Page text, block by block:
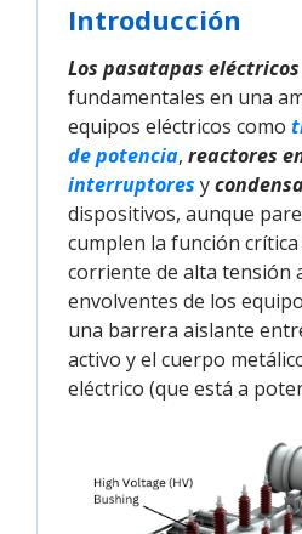
Introducción
Los pasatapas eléctricos
fundamentales en una
equipos eléctricos como
de potencia, reactores
interruptores y
dispositivos, aunque
cumplen la función
corriente de alta tensión
envolventes de los
una barrera aislante
activo y el cuerpo
eléctrico (que está a